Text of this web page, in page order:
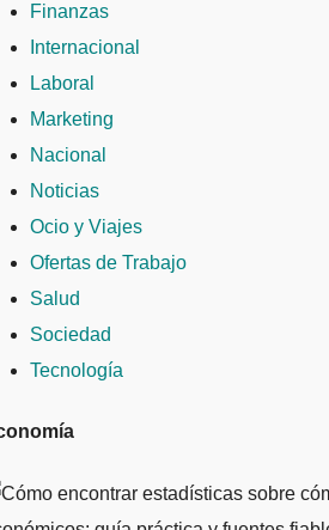
Finanzas
Internacional
Laboral
Marketing
Nacional
Noticias
Ocio y Viajes
Ofertas de Trabajo
Salud
Sociedad
Tecnología